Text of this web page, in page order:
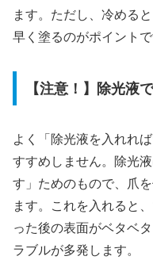
ます。ただし、冷める
早く塗るのがポイントで
【注意！】除光液
よく「除光液を入れれ
すすめしません。除光
す」ためのもので、爪
ます。これを入れると
った後の表面がベタベ
ラブルが多発します。